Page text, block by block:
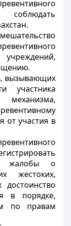
вызывающих
участника
механизма,
от участия в
жалобы о
жестоких,
в порядке,
по правам